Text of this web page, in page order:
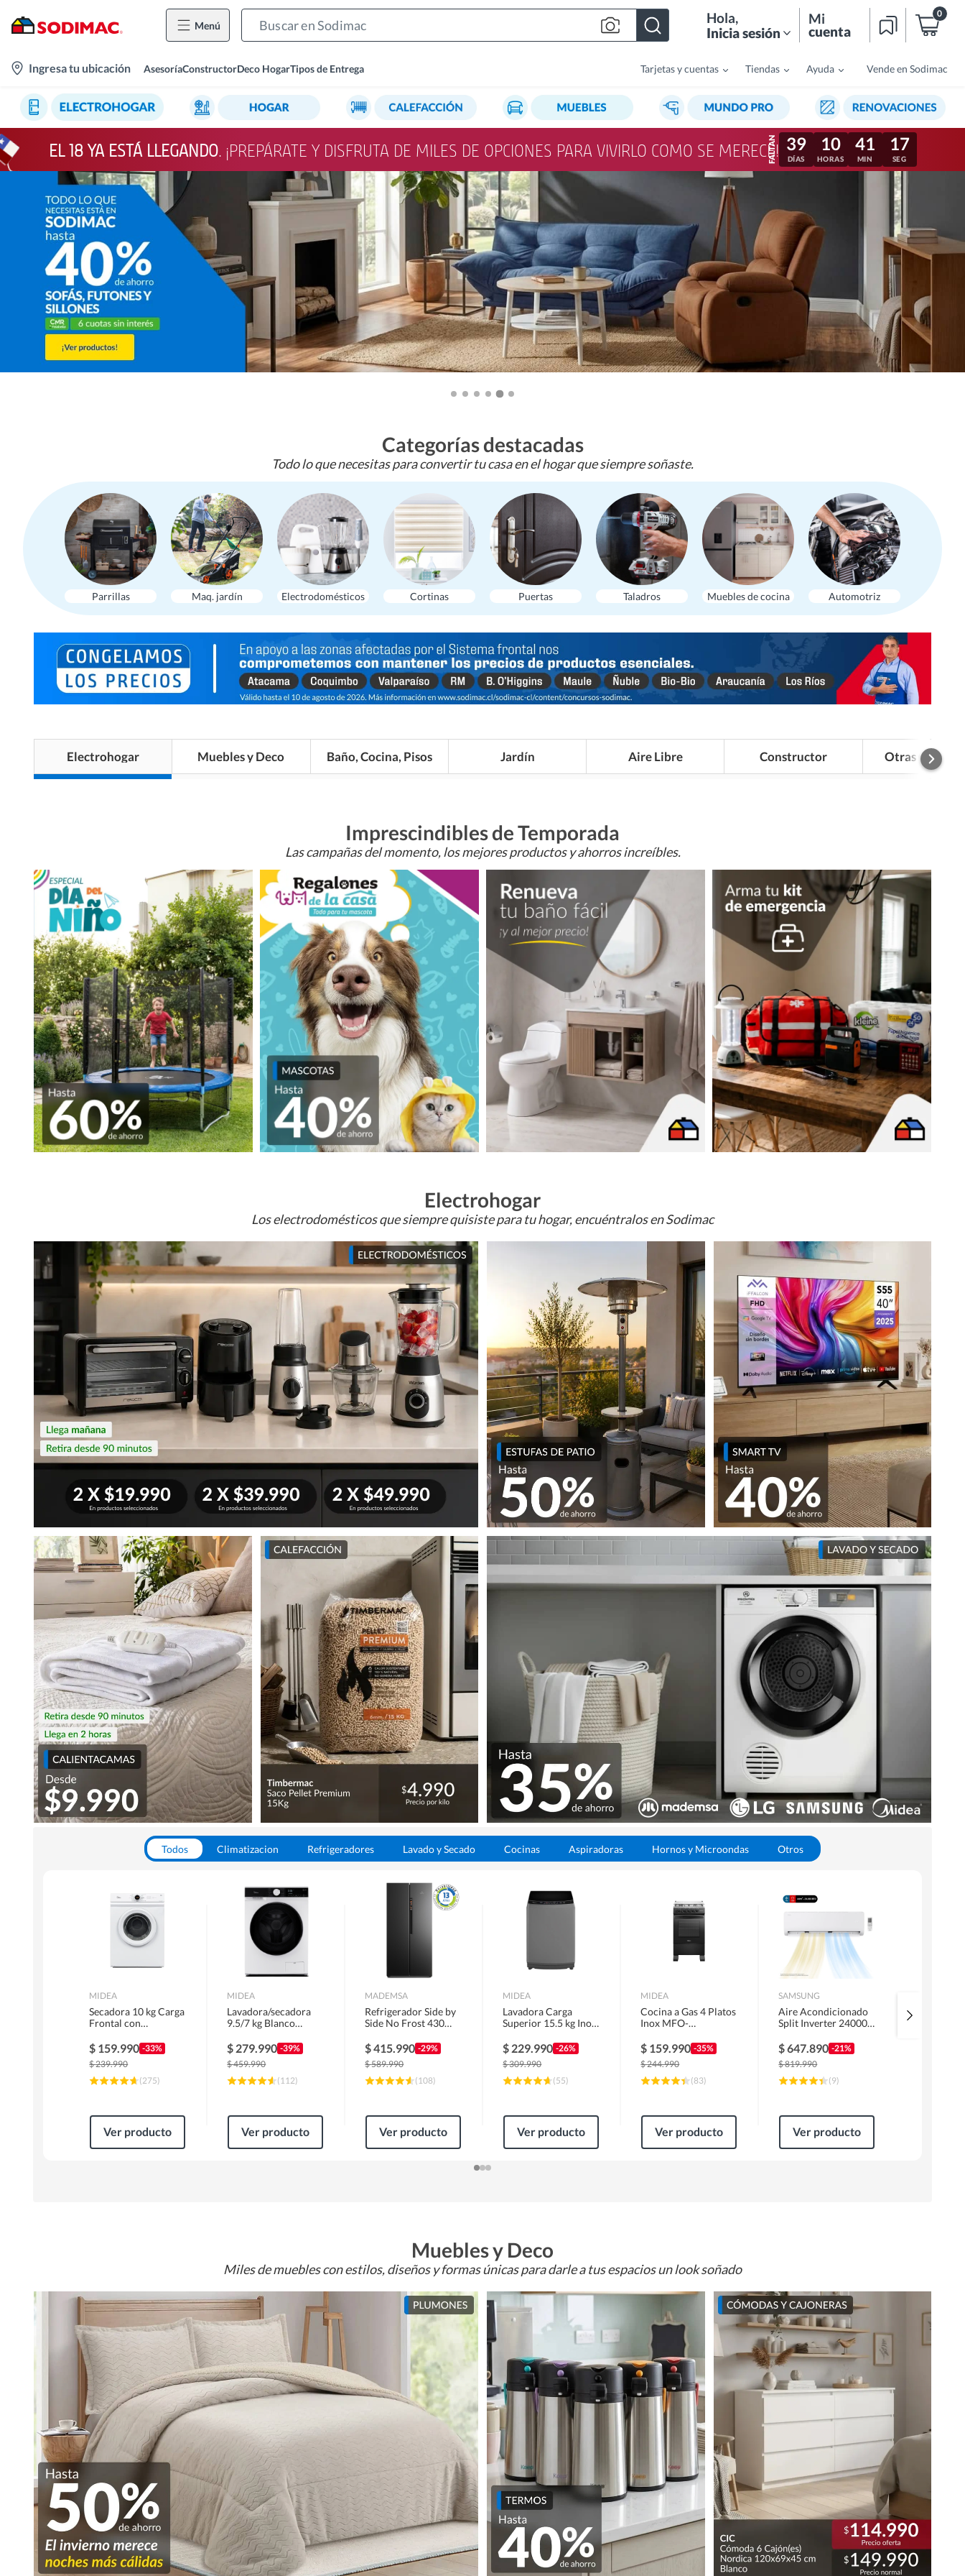
Menú Hola,
Inicia sesión
Mi
cuenta
0
location-
Ingresa tu ubicación AsesoríaConstructorDeco HogarTipos de Entrega Tarjetas y cuentas Tiendas Ayuda Vende en Sodimac
EL 18 YA ESTÁ LLEGANDO. ¡PREPÁRATE Y DISFRUTA DE MILES DE OPCIONES PARA VIVIRLO COMO SE MERECE! 39
DÍAS
10
HORAS
41
MIN
14
SEG
Categorías destacadas
Todo lo que necesitas para convertir tu casa en el hogar que siempre soñaste.
Parrillas Maq. jardín Electrodomésticos Cortinas Puertas Taladros Muebles de cocina Automotriz
Electrohogar Muebles y Deco Baño, Cocina, Pisos Jardín Aire Libre Constructor Otras
Imprescindibles de Temporada
Las campañas del momento, los mejores productos y ahorros increíbles.
Electrohogar
Los electrodomésticos que siempre quisiste para tu hogar, encuéntralos en Sodimac
Todos Climatizacion Refrigeradores Lavado y Secado Cocinas Aspiradoras Hornos y Microondas Otros
MIDEA
Secadora 10 kg Carga
Frontal con
MD100A100/W2
$ 159.990 -33%
$239.990
(275)
Ver producto
MIDEA
Lavadora/secadora
9.5/7 kg Blanco
$ 279.990 -39%
$459.990
(112)
Ver producto
MADEMSA
Refrigerador Side by
Side No Frost 430
MAS430B
$415.990 -29%
$589.990
(108)
Ver producto
MIDEA
Lavadora Carga
Superior 15.5 kg Inox
$ 229.990 -26%
$309.990
(55)
Ver producto
MIDEA
Cocina a Gas 4 Platos
Inox MFO-
$ 159.990 -35%
$244.990
(83)
Ver producto
SAMSUNG
Aire Acondicionado
Split Inverter 24000
$647.890 -21%
$819.990
(9)
Ver producto
Muebles y Deco
Miles de muebles con estilos, diseños y formas únicas para darle a tus espacios un look soñado